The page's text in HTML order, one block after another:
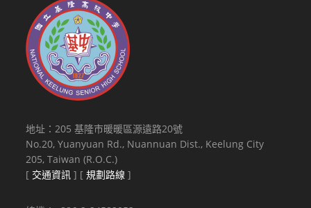
地址：205 基隆市暖暖區源遠路20號
No.20, Yuanyuan Rd., Nuannuan Dist., Keelung City
205, Taiwan (R.O.C.)
[ 交通資訊 ] [規劃路線 ]